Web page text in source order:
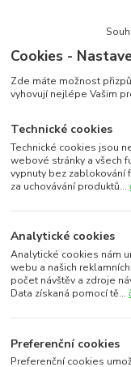
Cookies -
Zde máte možnost
vyhovují nejlépe Vašim
Technické cookies
Technické cookies jsou
webové stránky a všech
vypnuty bez zablokování
za uchovávání produktů...
Analytické cookies
Analytické cookies nám
webu a našich
počet návštěv a zdroje
Data získaná pomocí tě...
Preferenční cookies
Preferenční cookies